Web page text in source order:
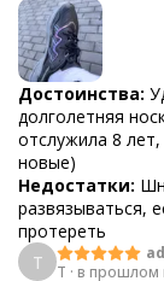
Достоинства:
долголетняя
отслужила 8
новые)
Недостатки:
развязываться,
протереть
T
T · в прошлом